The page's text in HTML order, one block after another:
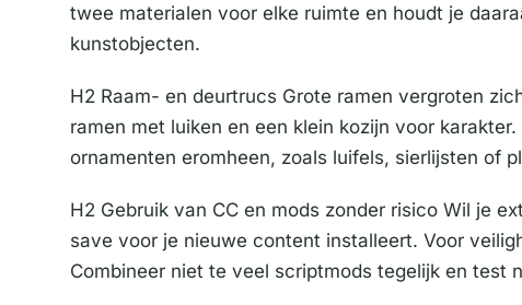
twee materialen voor elke ruimte en houdt je
kunstobjecten.
H2 Raam- en deurtrucs Grote ramen vergroten
ramen met luiken en een klein kozijn voor
ornamenten eromheen, zoals luifels, sierlijsten of
H2 Gebruik van CC en mods zonder risico Wil je
save voor je nieuwe content installeert. Voor
Combineer niet te veel scriptmods tegelijk en test